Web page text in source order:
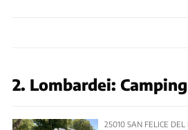
2. Lombardei:
25010 SAN FELICE DEL